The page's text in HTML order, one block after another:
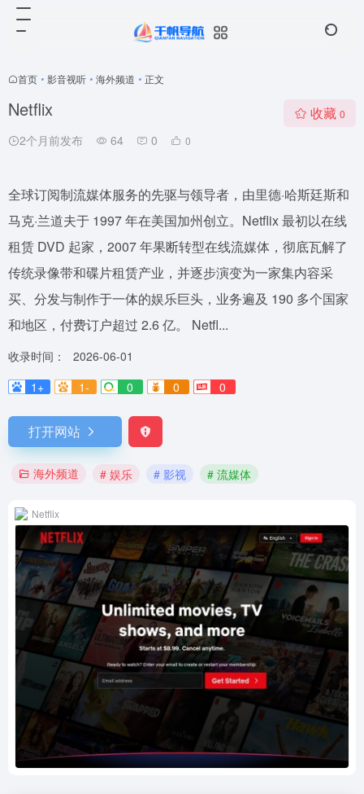
首页 • 影音视听 • 海外频道 • 正文
Netflix
2个月前发布 64 0 0
收藏 0
全球订阅制流媒体服务的先驱与领导者，由里德·哈斯廷斯和
马克·兰道夫于 1997 年在美国加州创立。Netflix 最初以在线
租赁 DVD 起家，2007 年果断转型在线流媒体，彻底瓦解了
传统录像带和碟片租赁产业，并逐步演变为一家集内容采
买、分发与制作于一体的娱乐巨头，业务遍及 190 多个国家
和地区，付费订户超过 2.6 亿。 Netfl...
收录时间：
2026-06-01
1+
1- 0 0 0
打开网站
海外频道 # 娱乐 # 影视 # 流媒体
Netflix